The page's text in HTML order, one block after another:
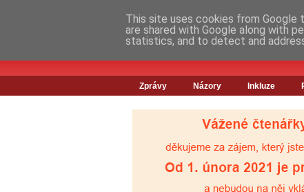
Zprávy Názory Inkluze
This site uses cookies from Google
are shared with Google along with
statistics, and to detect and